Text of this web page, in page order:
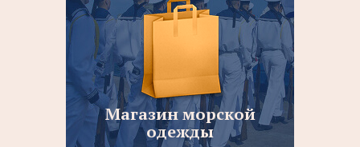
Магазин морской
одежды